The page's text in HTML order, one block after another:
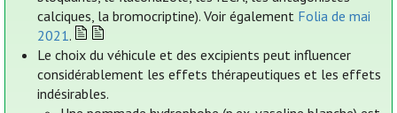
calciques, la bromocriptine). Voir également Folia de mai
2021.
Le choix du véhicule et des excipients peut influencer
considérablement les effets thérapeutiques et les effets
indésirables.